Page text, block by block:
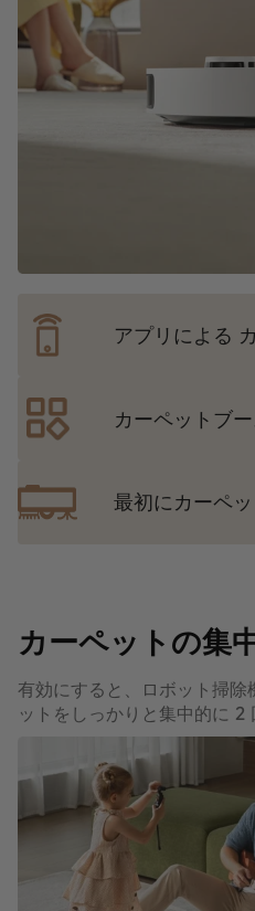
アプリによる
カーペットブー
最初にカーペ
カーペットの集
有効にすると、ロボット掃
ットをしっかりと集中的に 2